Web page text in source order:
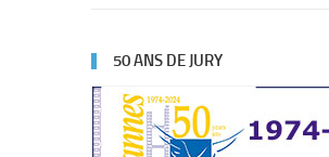
50 ANS DE JURY